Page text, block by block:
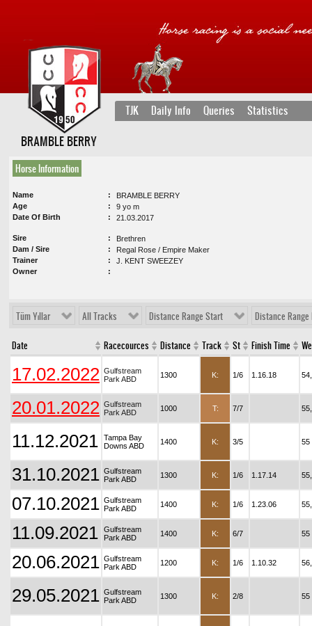
TJK Daily Info Queries Statistics
BRAMBLE BERRY
Horse Information
Name
BRAMBLE BERRY
Age
9 yo m
Date Of Birth
21.03.2017
Sire
Brethren
Dam / Sire
Regal Rose / Empire Maker
Trainer
J. KENT SWEEZEY
Owner
Tüm Yıllar All Tracks Distance Range Start Distance Range
Date Racecources Distance Track St Finish Time
17.02.2022 Gulfstream
Park ABD
1300 K: 1/6 1.16.18
20.01.2022 Gulfstream
Park ABD
1000 T: 7/7
11.12.2021
Tampa Bay
Downs ABD
1400 K: 3/5 55
31.10.2021 Gulfstream
Park ABD
1300 K: 1/6 1.17.14
07.10.2021 Gulfstream
Park ABD
1400 K: 1/6 1.23.06
11.09.2021
Gulfstream
Park ABD
1400 K: 6/7 55
20.06.2021 Gulfstream
Park ABD
1200 K: 1/6 1.10.32
29.05.2021 Gulfstream
Park ABD
1300 K: 2/8 55